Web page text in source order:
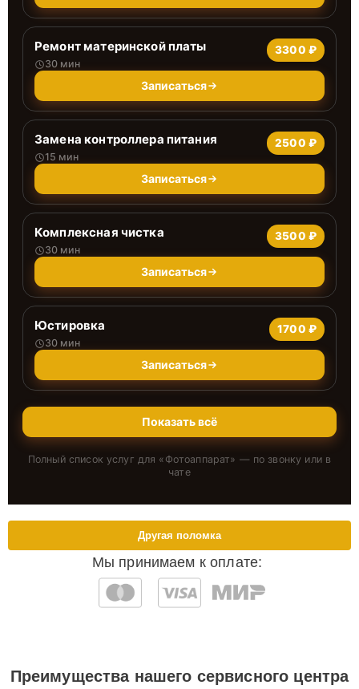
Ремонт материнской платы
30 мин
3300 ₽
Записаться
Замена контроллера питания
15 мин
2500 ₽
Записаться
Комплексная чистка
30 мин
3500 ₽
Записаться
Юстировка
30 мин
1700 ₽
Записаться
Показать всё
Полный список услуг для « Фотоаппарат» — по звонку или в
чате
Мы принимаем к оплате:
Другая поломка
Преимущества нашего сервисного центра